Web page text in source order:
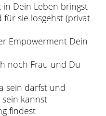
Dein Leben bringst
sie losgehst (privat
Empowerment Dein
noch Frau und Du
sein darfst und
kannst
findest